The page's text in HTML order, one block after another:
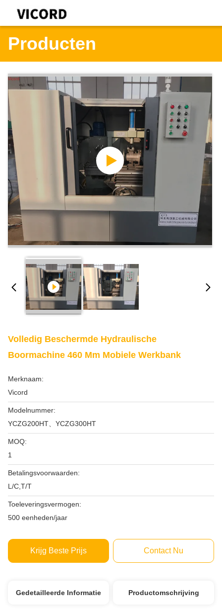
Producten
Volledig Beschermde Hydraulische
Boormachine 460 Mm Mobiele Werkbank
Merknaam:
Vicord
Modelnummer:
YCZG200HT、YCZG300HT
MOQ:
1
Betalingsvoorwaarden:
L/C,T/T
Toeleveringsvermogen:
500 eenheden/jaar
Krijg Beste Prijs Contact Nu
Gedetailleerde Informatie Productomschrijving